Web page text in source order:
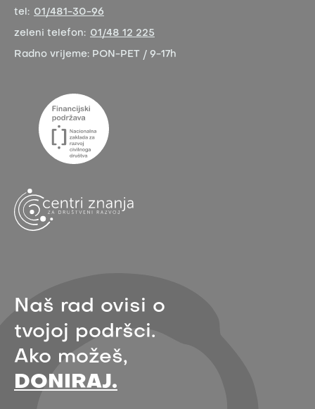
tel: 01/481-30-96
zeleni telefon: 01/48 12 225
Radno vrijeme: PON-PET / 9-17h
Naš rad ovisi o
tvojoj podršci.
Ako možeš,
DONIRAJ.